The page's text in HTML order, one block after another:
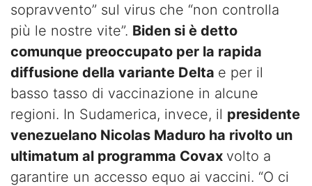
sopravvento” sul virus che “non controlla
più le nostre vite”. Biden si è detto
comunque preoccupato per la rapida
diffusione della variante Delta e per il
basso tasso di vaccinazione in alcune
regioni. In Sudamerica, invece, il presidente
venezuelano Nicolas Maduro ha rivolto un
ultimatum al programma Covax volto a
garantire un accesso equo ai vaccini. “O ci